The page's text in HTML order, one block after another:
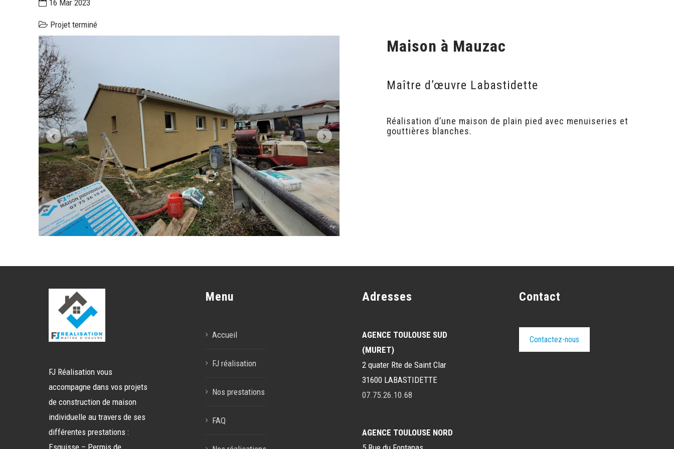
16 Mar 2023
Projet terminé
Maison à Mauzac
Maître d’œuvre Labastidette
Réalisation d’une maison de plain pied avec menuiseries et
gouttières blanches.
FJ Réalisation vous
accompagne dans vos projets
de construction de maison
individuelle au travers de ses
différentes prestations :
Esquisse – Permis de
Menu
Accueil
FJ réalisation
Nos prestations
FAQ
Adresses
AGENCE TOULOUSE SUD
(MURET)
2 quater Rte de Saint Clar
31600 LABASTIDETTE
07.75.26.10.68
AGENCE TOULOUSE NORD
Contact
Contactez-nous